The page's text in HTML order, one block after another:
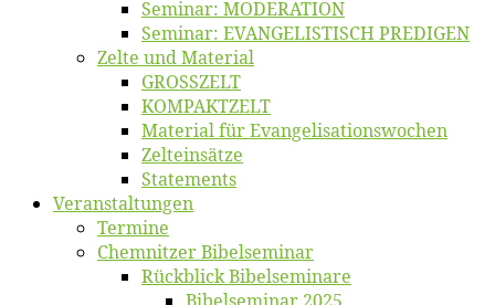
Se­mi­nar: MODERATION
Se­mi­nar: EVANGELISTISCH PREDIGEN
Zel­te und Material
GROSSZELT
KOMPAKTZELT
Ma­te­ri­al für Evangelisationswochen
Zelt­ein­sät­ze
State­ments
Ver­an­stal­tun­gen
Ter­mi­ne
Chemnit­zer Bibelseminar
Rück­blick Bibelseminare